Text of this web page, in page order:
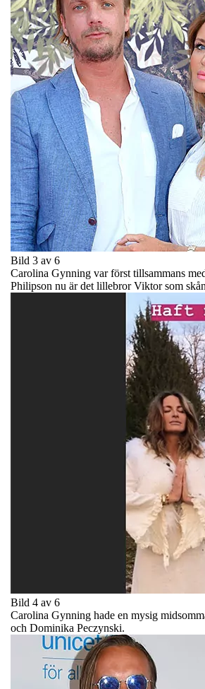
Bild 3 av 6
Carolina Gynning var först tillsammans
Philipson nu är det lillebror Viktor som
Bild 4 av 6
Carolina Gynning hade en mysig
och Dominika Peczynski.